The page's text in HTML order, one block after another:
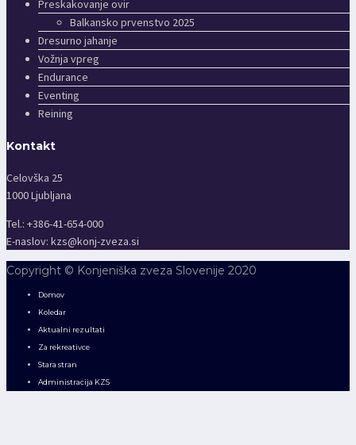
Preskakovanje ovir
Balkansko prvenstvo 2025
Dresurno jahanje
Vožnja vpreg
Endurance
Eventing
Reining
Kontakt
Celovška 25
1000 Ljubljana
Tel.: +386-41-654-000
E-naslov: kzs@konj-zveza.si
Copyright © Konjeniška zveza Slovenije 2020
Domov
Koledar
Aktualni rezultati
Za rekreativce
Stara stran
Administracija KZS